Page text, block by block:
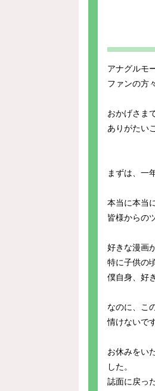
アナグルモ
ファンの方
おかげさま
ありがたい
まずは、一
本当に本当
皆様からの
好きな漫画
特に子供の
僕自身、好
なのに、こ
情けないで
お休みをい
した。
誌面に戻っ